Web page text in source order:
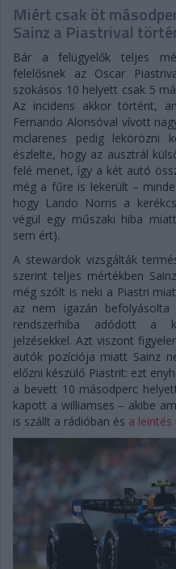
Miért csak öt
Sainz a Piastrival
Bár a felügyelők teljes
felelősnek az Oscar
szokásos 10 helyett csak 5
Az incidens akkor történt,
Fernando Alonsóval vívott
mclarenes pedig lekörözni
észlelte, hogy az ausztrál
felé menet, így a két autó
még a fűre is lekerült –
hogy Lando Norris a
végül egy műszaki hiba
sem ért).
A stewardok vizsgálták
szerint teljes mértékben
még szólt is neki a Piastri
az nem igazán
rendszerhiba adódott a
jelzésekkel. Azt viszont
autók pozíciója miatt Sainz
előzni készülő Piastrit: ezt
a bevett 10 másodperc
kapott a williamses – akibe
is szállt a rádióban és a